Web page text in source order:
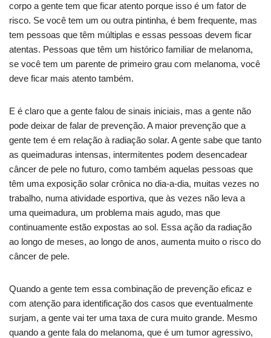
corpo a gente tem que ficar atento porque isso é um fator de
risco. Se você tem um ou outra pintinha, é bem frequente, mas
tem pessoas que têm múltiplas e essas pessoas devem ficar
atentas. Pessoas que têm um histórico familiar de melanoma,
se você tem um parente de primeiro grau com melanoma, você
deve ficar mais atento também.
E é claro que a gente falou de sinais iniciais, mas a gente não
pode deixar de falar de prevenção. A maior prevenção que a
gente tem é em relação à radiação solar. A gente sabe que tanto
as queimaduras intensas, intermitentes podem desencadear
câncer de pele no futuro, como também aquelas pessoas que
têm uma exposição solar crônica no dia-a-dia, muitas vezes no
trabalho, numa atividade esportiva, que às vezes não leva a
uma queimadura, um problema mais agudo, mas que
continuamente estão expostas ao sol. Essa ação da radiação
ao longo de meses, ao longo de anos, aumenta muito o risco do
câncer de pele.
Quando a gente tem essa combinação de prevenção eficaz e
com atenção para identificação dos casos que eventualmente
surjam, a gente vai ter uma taxa de cura muito grande. Mesmo
quando a gente fala do melanoma, que é um tumor agressivo,